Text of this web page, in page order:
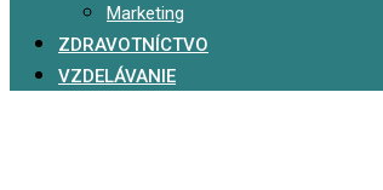
Marketing
ZDRAVOTNÍCTVO
VZDELÁVANIE